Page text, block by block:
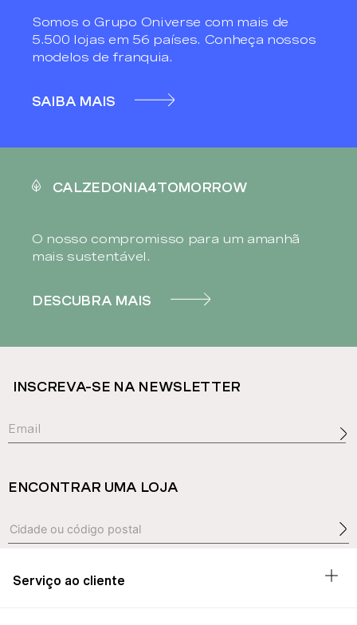
Somos o Grupo Oniverse com mais de
5.500 lojas em 56 países. Conheça nossos
modelos de franquia.
SAIBA MAIS
CALZEDONIA4TOMORROW
O nosso compromisso para um amanhã
mais sustentável.
DESCUBRA MAIS
INSCREVA-SE NA NEWSLETTER
ENCONTRAR UMA LOJA
Serviço ao cliente